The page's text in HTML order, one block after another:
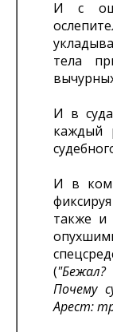
И с
тела
И в
каждый
И в
также и
(
Почему
Арест: